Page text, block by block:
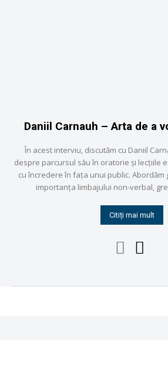
Daniil Carnauh – Arta de a
În acest interviu, discutăm cu Daniil
despre parcursul său în oratorie și lecțiile
cu încredere în fața unui public.
importanța limbajului non-verbal,
Citiți mai mult